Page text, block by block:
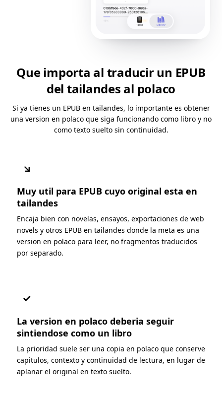
Que importa al traducir un EPUB
del tailandes al polaco
Si ya tienes un EPUB en tailandes, lo importante es obtener
una version en polaco que siga funcionando como libro y no
como texto suelto sin continuidad.
↘
Muy util para EPUB cuyo original esta en
tailandes
Encaja bien con novelas, ensayos, exportaciones de web
novels y otros EPUB en tailandes donde la meta es una
version en polaco para leer, no fragmentos traducidos
por separado.
✓
La version en polaco deberia seguir
sintiendose como un libro
La prioridad suele ser una copia en polaco que conserve
capitulos, contexto y continuidad de lectura, en lugar de
aplanar el original en texto suelto.